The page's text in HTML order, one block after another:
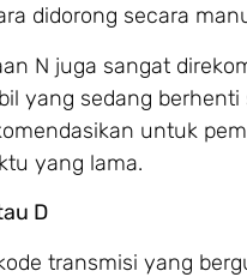
didorong secara
N juga sangat
yang sedang berhenti
untuk
yang lama.
D
transmisi yang